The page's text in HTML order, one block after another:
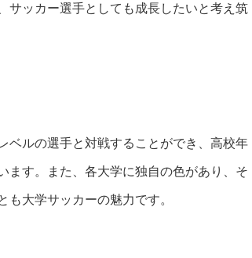
サッカー選手としても成長したいと考え筑
ベルの選手と対戦することができ、高校年
ます。また、各大学に独自の色があり、そ
大学サッカーの魅力です。